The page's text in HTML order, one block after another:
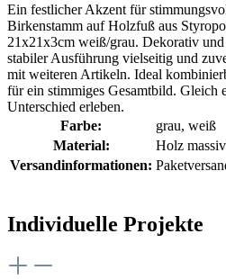
Ein festlicher Akzent für
Birkenstamm auf Holzfuß aus
21x21x3cm weiß/grau. Dekorativ
stabiler Ausführung vielseitig und
mit weiteren Artikeln. Ideal
für ein stimmiges Gesamtbild. Gleich
Unterschied erleben.
Farbe:
grau, weiß
Material:
Holz
Versandinformationen:
Individuelle Projekte